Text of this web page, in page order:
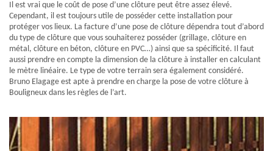
Il est vrai que le coût de pose d’une clôture peut être assez élevé.
Cependant, il est toujours utile de posséder cette installation pour
protéger vos lieux. La facture d’une pose de clôture dépendra tout d’abord
du type de clôture que vous souhaiterez posséder (grillage, clôture en
métal, clôture en béton, clôture en PVC…) ainsi que sa spécificité. Il faut
aussi prendre en compte la dimension de la clôture à installer en calculant
le mètre linéaire. Le type de votre terrain sera également considéré.
Bruno Elagage est apte à prendre en charge la pose de votre clôture à
Bouligneux dans les règles de l’art.